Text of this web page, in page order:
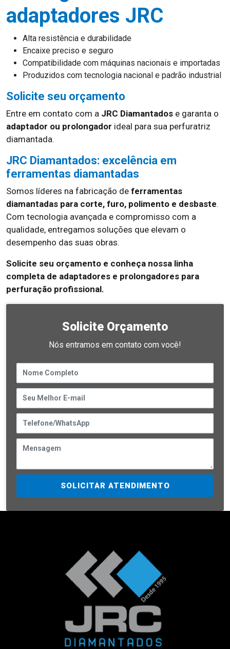
adaptadores JRC
Alta resistência e durabilidade
Encaixe preciso e seguro
Compatibilidade com máquinas nacionais e importadas
Produzidos com tecnologia nacional e padrão industrial
Solicite seu orçamento
Entre em contato com a JRC Diamantados e garanta o
adaptador ou prolongador ideal para sua perfuratriz
diamantada.
JRC Diamantados: excelência em
ferramentas diamantadas
Somos líderes na fabricação de ferramentas
diamantadas para corte, furo, polimento e desbaste.
Com tecnologia avançada e compromisso com a
qualidade, entregamos soluções que elevam o
desempenho das suas obras.
Solicite seu orçamento e conheça nossa linha
completa de adaptadores e prolongadores para
perfuração profissional.
Solicite Orçamento
Nós entramos em contato com você!
SOLICITAR ATENDIMENTO